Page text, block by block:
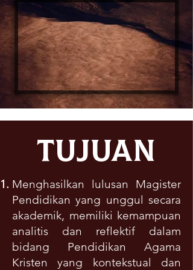
Tujuan
Menghasilkan lulusan Magister
Pendidikan yang unggul secara
akademik, memiliki kemampuan
analitis dan reflektif dalam
bidang Pendidikan Agama
Kristen yang kontekstual dan